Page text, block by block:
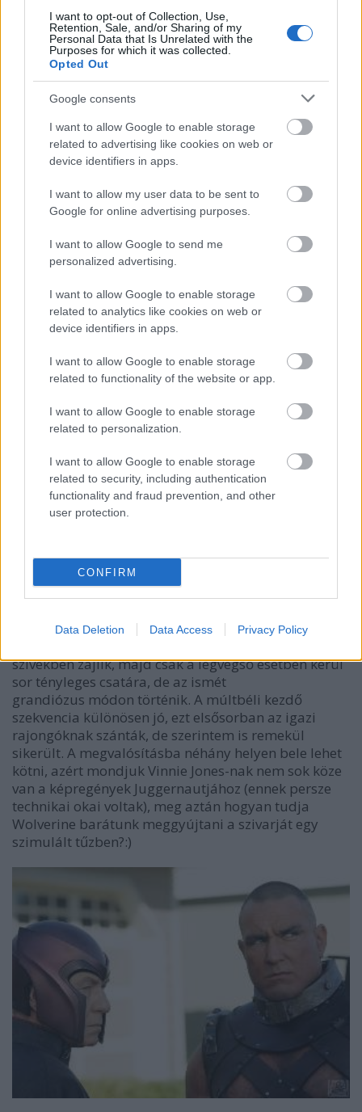
I want to opt-out of Collection, Use,
Retention, Sale, and/or Sharing of my
Personal Data that Is Unrelated with the
Purposes for which it was collected.
Opted Out
Google consents
I want to allow Google to enable storage
related to advertising like cookies on web or
device identifiers in apps.
I want to allow my user data to be sent to
Google for online advertising purposes.
I want to allow Google to send me
personalized advertising.
I want to allow Google to enable storage
related to analytics like cookies on web or
device identifiers in apps.
I want to allow Google to enable storage
related to functionality of the website or app.
I want to allow Google to enable storage
related to personalization.
I want to allow Google to enable storage
related to security, including authentication
functionality and fraud prevention, and other
user protection.
CONFIRM
Data Deletion Data Access Privacy Policy
sorban álló mutánsok egyike.
A sztori jól sikerült: két képregény-folyamot raktak
egybe, a végeredmény
gondolni, hogy ennyiféle képességet egyszerre eddig
még sosem láthattunk! Kellőképpen hangsúlyos a
"jó" és a "rossz" oldal; emellett a kisebb
Vadóc-, a Mystique-Magneto- vagy a Farkas-Jean-
szívekben zajlik, majd csak a legvégső esetben kerül
sor tényleges csatára, de az ismét
grandiózus módon történik. A múltbéli kezdő
szekvencia különösen jó, ezt elsősorban az igazi
rajongóknak szánták, de szerintem is remekül
sikerült. A megvalósításba néhány helyen bele lehet
kötni, azért mondjuk Vinnie Jones-nak nem sok köze
van a képregények Juggernautjához (ennek persze
technikai okai voltak), meg aztán hogyan tudja
Wolverine barátunk meggyújtani a szivarját egy
szimulált tűzben?:)